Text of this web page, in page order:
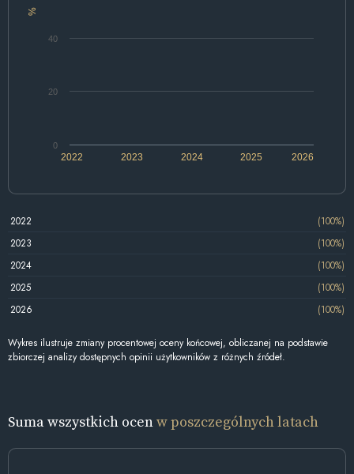
%
2022 2024 2026
2023 2025
0
20
40
2022
(100%)
2023
(100%)
2024
(100%)
2025
(100%)
2026
(100%)
Wykres ilustruje zmiany procentowej oceny końcowej, obliczanej na podstawie
zbiorczej analizy dostępnych opinii użytkowników z różnych źródeł.
Suma wszystkich ocenw poszczególnych latach